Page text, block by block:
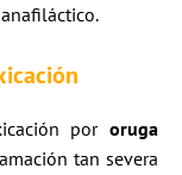
por oruga
tan severa